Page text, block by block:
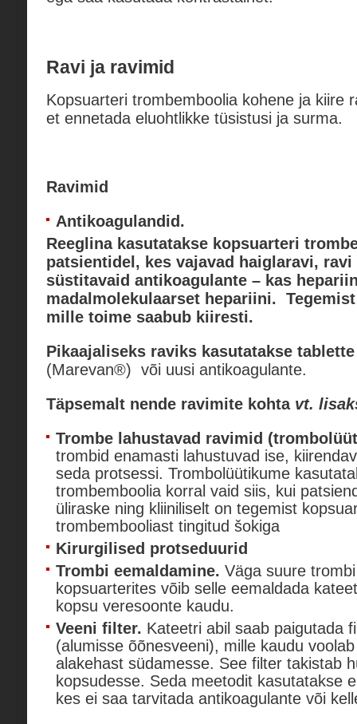
Ravi ja ravimid
Kopsuarteri trombemboolia kohene ja kiire
et ennetada eluohtlikke tüsistusi ja surma.
Ravimid
Antikoagulandid.
Reeglina kasutatakse kopsuarteri
patsientidel, kes vajavad haiglaravi, ravi
süstitavaid antikoagulante – kas
madalmolekulaarset hepariini.
mille toime saabub kiiresti.
Pikaajaliseks raviks kasutatakse
(Marevan®) või uusi antikoagulante.
Täpsemalt nende ravimite kohta vt.
Trombe lahustavad ravimid
trombid enamasti lahustuvad ise,
seda protsessi. Trombolüütikume
trombemboolia korral vaid siis, kui
üliraske ning kliiniliselt on tegemist
trombembooliast tingitud šokiga
Kirurgilised protseduurid
Trombi eemaldamine. Väga suure
kopsuarterites võib selle eemaldada
kopsu veresoonte kaudu.
Veeni filter. Kateetri abil saab paigutada
(alumisse õõnesveeni), mille kaudu
alakehast südamesse. See filter takistab
kopsudesse. Seda meetodit kasutatakse
kes ei saa tarvitada antikoagulante või